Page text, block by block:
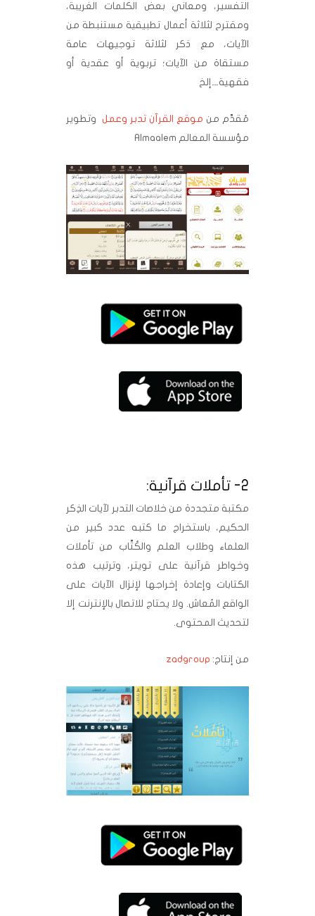
التفسير، ومعاني بعض الكلمات الغريبة،
ومقترح لثلاثة أعمال تطبيقية مستنبطة من
الآيات، مع ذكر لثلاثة توجيهات عامة
مستقاة من الآيات؛ تربوية أو عقدية أو
فقهية…إلخ
مُقدَّم من موقع القرآن تدبر وعمل
وتطوير
مؤسسة المعالم Almaalem
2- تأملات قرآنية:
مكتبة متجددة من خلاصات التدبر لآيات الذِكر
الحكيم، باستخراج ما كتبه عدد كبير من
العلماء وطلاب العلم والكُتَّاب من تأملات
وخواطر قرآنية على تويتر، وترتيب هذه
الكتابات وإعادة إخراجها لإنزال الآيات على
الواقع المُعاش. ولا يحتاج للاتصال بالإنترنت إلا
لتحديث المحتوى.
من إنتاج: zadgroup